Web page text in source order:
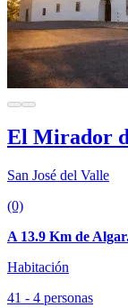
El Mirador
San José del Valle
(0)
A 13.9 Km de
Habitación
41 - 4 personas